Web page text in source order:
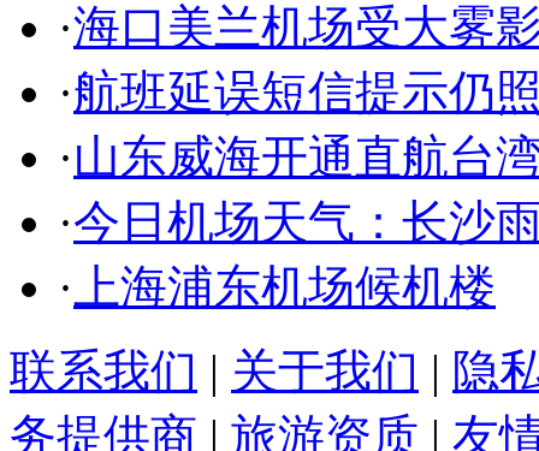
·海口美兰机场受大雾
·航班延误短信提示仍
·山东威海开通直航台
·今日机场天气：长沙
· 上海浦东机场候机楼
联系我们 | 关于我们 | 隐
务提供商 | 旅游资质 | 友